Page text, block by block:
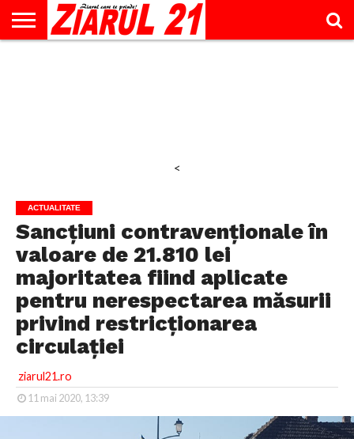
<
ACTUALITATE
Sancțiuni contravenționale în
valoare de 21.810 lei
majoritatea fiind aplicate
pentru nerespectarea măsurii
privind restricționarea
circulației
ziarul21.ro
11 mai 2020, 13:39